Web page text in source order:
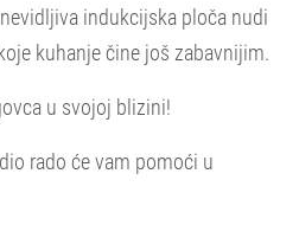
indukcijska ploča nudi
kuhanje čine još zabavnijim.
u svojoj blizini!
rado će vam pomoći u